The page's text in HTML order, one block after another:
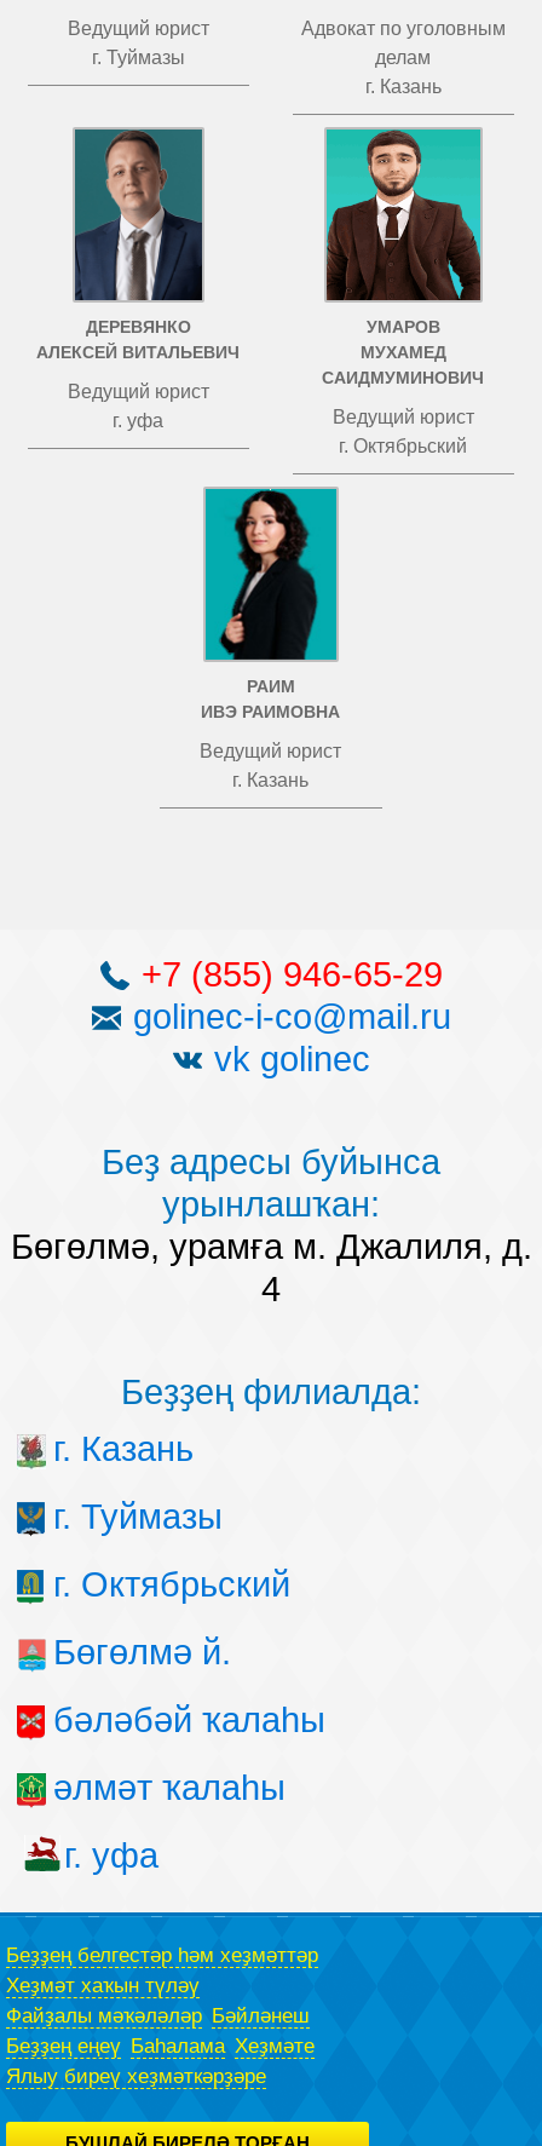
Ведущий юрист
г. Туймазы
Адвокат по уголовным
делам
г. Казань
ДЕРЕВЯНКО
АЛЕКСЕЙ ВИТАЛЬЕВИЧ
Ведущий юрист
г. уфа
УМАРОВ
МУХАМЕД
САИДМУМИНОВИЧ
Ведущий юрист
г. Октябрьский
РАИМ
ИВЭ РАИМОВНА
Ведущий юрист
г. Казань
+7 (855) 946-65-29
golinec-i-co@mail.ru
vk golinec
Беҙ адресы буйынса
урынлашҡан:
Бөгөлмә, урамға м. Джалиля, д.
4
Беҙҙең филиалда:
г. Казань
г. Туймазы
г. Октябрьский
Бөгөлмә й.
бәләбәй ҡалаһы
әлмәт ҡалаһы
г. уфа
Беҙҙең белгестәр һәм хеҙмәттәр
Хеҙмәт хаҡын түләү
Файҙалы мәҡәләләр Бәйләнеш
Беҙҙең еңеү Баһалама Хеҙмәте
Ялыу биреү хеҙмәткәрҙәре